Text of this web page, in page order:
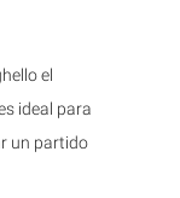
el
ideal para
un partido